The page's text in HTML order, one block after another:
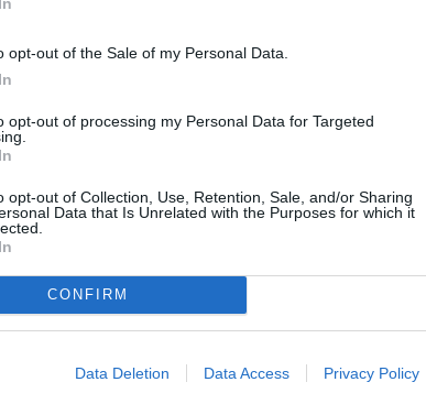
opt-out of the Sale of my Personal Data.
opt-out of processing my Personal Data for Targeted
opt-out of Collection, Use, Retention, Sale, and/or Sharing
Data that Is Unrelated with the Purposes for which it
CONFIRM
Data Deletion Data Access Privacy Policy
στο Culturenow.gr
ΕΙΚΑΣΤΙΚΕΣ ΕΚΘΕΣΕΙΣ
και τον Πολιτισμό!